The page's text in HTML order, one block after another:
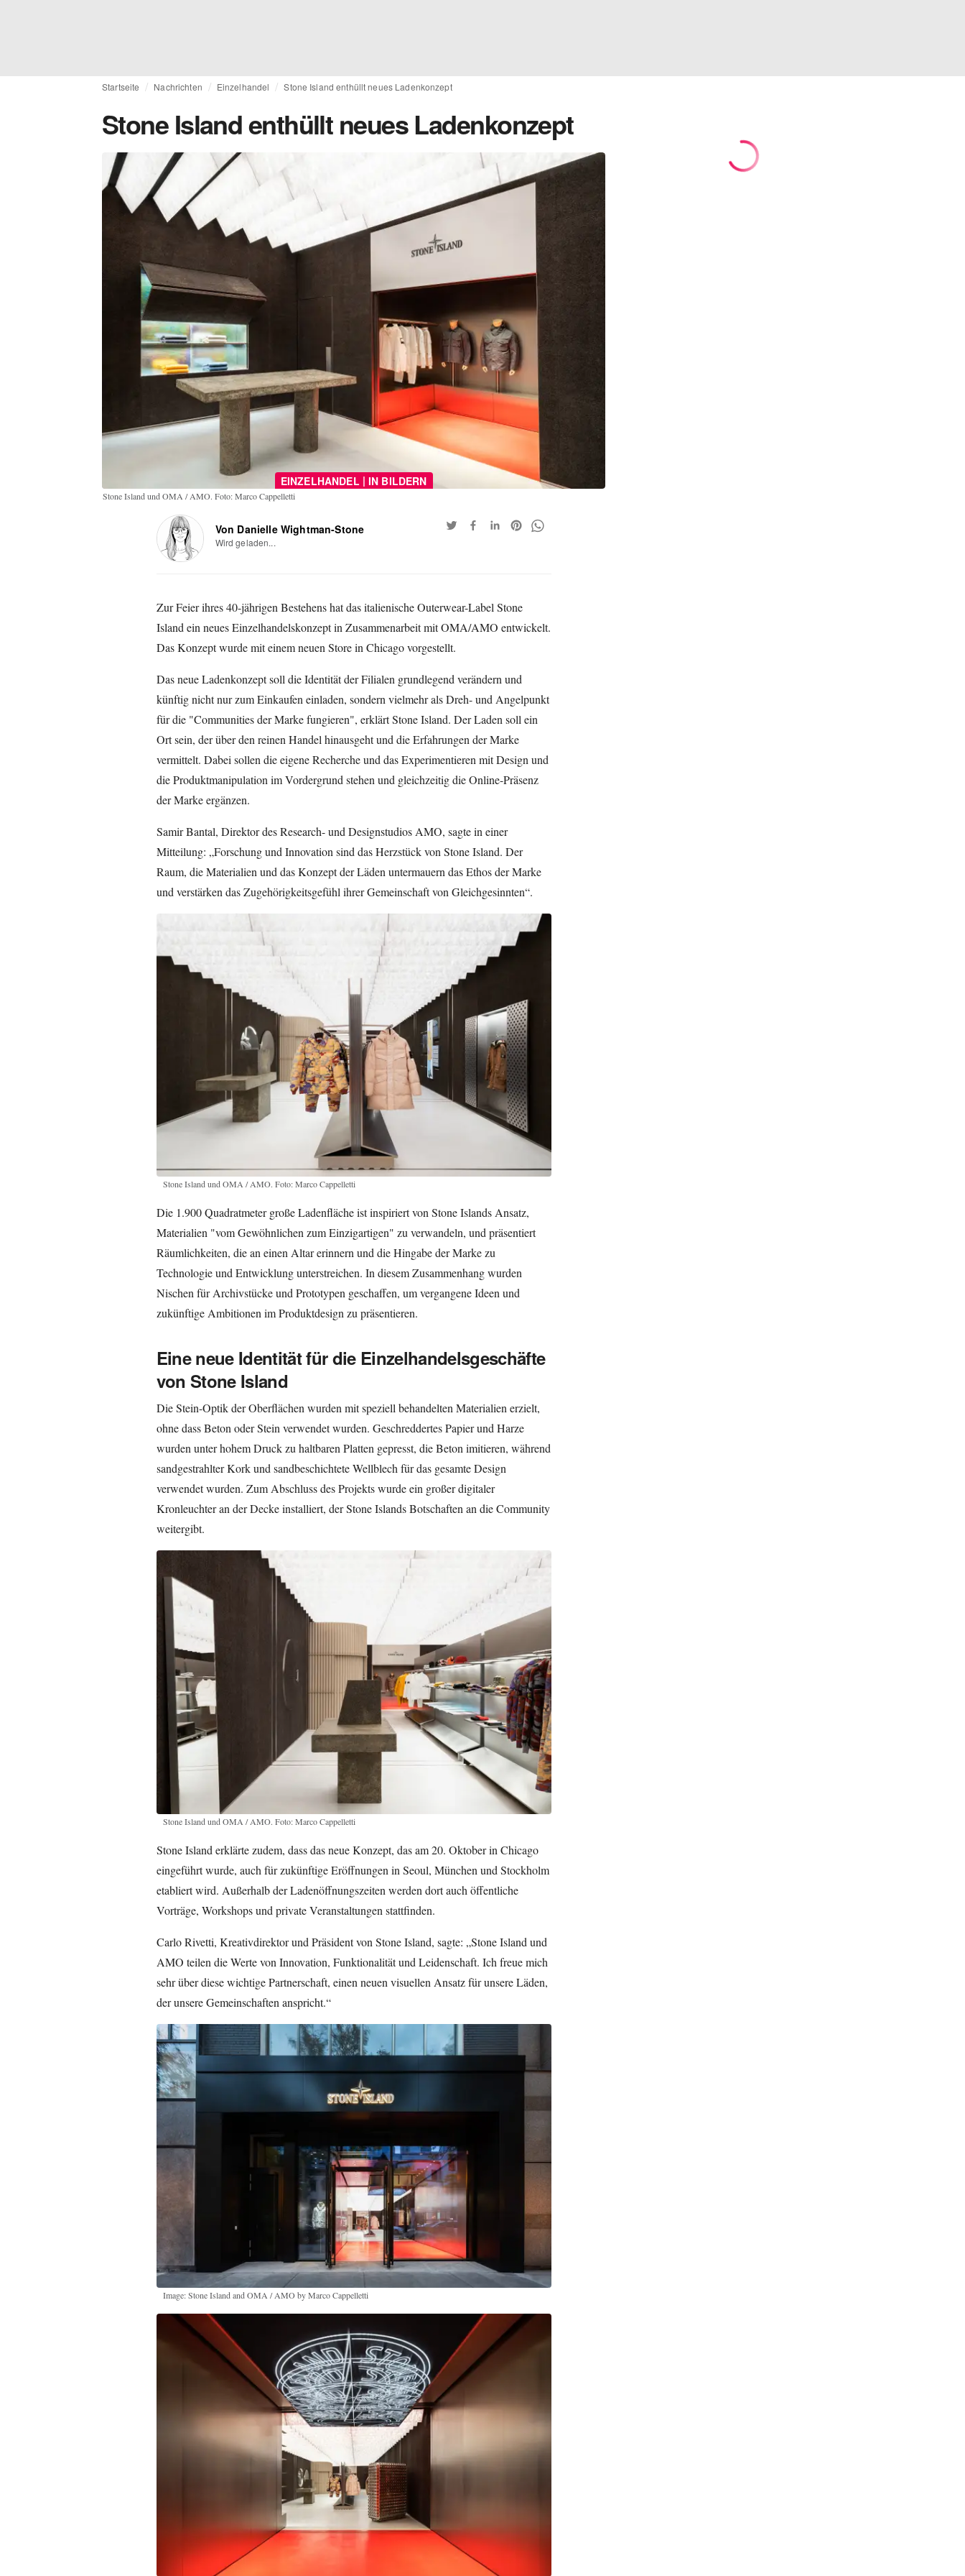
Startseite Nachrichten Einzelhandel Stone Island enthüllt neues Ladenkonzept
Stone Island enthüllt neues Ladenkonzept
EINZELHANDEL | IN BILDERN
Stone Island und OMA / AMO. Foto: Marco Cappelletti
Von Danielle Wightman-Stone
Wird geladen...
Zur Feier ihres 40-jährigen Bestehens hat das italienische Outerwear-Label Stone
Island ein neues Einzelhandelskonzept in Zusammenarbeit mit OMA/AMO entwickelt.
Das Konzept wurde mit einem neuen Store in Chicago vorgestellt.
Das neue Ladenkonzept soll die Identität der Filialen grundlegend verändern und
künftig nicht nur zum Einkaufen einladen, sondern vielmehr als Dreh- und Angelpunkt
für die "Communities der Marke fungieren", erklärt Stone Island. Der Laden soll ein
Ort sein, der über den reinen Handel hinausgeht und die Erfahrungen der Marke
vermittelt. Dabei sollen die eigene Recherche und das Experimentieren mit Design und
die Produktmanipulation im Vordergrund stehen und gleichzeitig die Online-Präsenz
der Marke ergänzen.
Samir Bantal, Direktor des Research- und Designstudios AMO, sagte in einer
Mitteilung: „Forschung und Innovation sind das Herzstück von Stone Island. Der
Raum, die Materialien und das Konzept der Läden untermauern das Ethos der Marke
und verstärken das Zugehörigkeitsgefühl ihrer Gemeinschaft von Gleichgesinnten“.
Stone Island und OMA / AMO. Foto: Marco Cappelletti
Die 1.900 Quadratmeter große Ladenfläche ist inspiriert von Stone Islands Ansatz,
Materialien "vom Gewöhnlichen zum Einzigartigen" zu verwandeln, und präsentiert
Räumlichkeiten, die an einen Altar erinnern und die Hingabe der Marke zu
Technologie und Entwicklung unterstreichen. In diesem Zusammenhang wurden
Nischen für Archivstücke und Prototypen geschaffen, um vergangene Ideen und
zukünftige Ambitionen im Produktdesign zu präsentieren.
Eine neue Identität für die Einzelhandelsgeschäfte
von Stone Island
Die Stein-Optik der Oberflächen wurden mit speziell behandelten Materialien erzielt,
ohne dass Beton oder Stein verwendet wurden. Geschreddertes Papier und Harze
wurden unter hohem Druck zu haltbaren Platten gepresst, die Beton imitieren, während
sandgestrahlter Kork und sandbeschichtete Wellblech für das gesamte Design
verwendet wurden. Zum Abschluss des Projekts wurde ein großer digitaler
Kronleuchter an der Decke installiert, der Stone Islands Botschaften an die Community
weitergibt.
Stone Island und OMA / AMO. Foto: Marco Cappelletti
Stone Island erklärte zudem, dass das neue Konzept, das am 20. Oktober in Chicago
eingeführt wurde, auch für zukünftige Eröffnungen in Seoul, München und Stockholm
etabliert wird. Außerhalb der Ladenöffnungszeiten werden dort auch öffentliche
Vorträge, Workshops und private Veranstaltungen stattfinden.
Carlo Rivetti, Kreativdirektor und Präsident von Stone Island, sagte: „Stone Island und
AMO teilen die Werte von Innovation, Funktionalität und Leidenschaft. Ich freue mich
sehr über diese wichtige Partnerschaft, einen neuen visuellen Ansatz für unsere Läden,
der unsere Gemeinschaften anspricht.“
Image: Stone Island and OMA / AMO by Marco Cappelletti